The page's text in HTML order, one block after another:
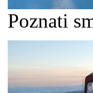
Poznati